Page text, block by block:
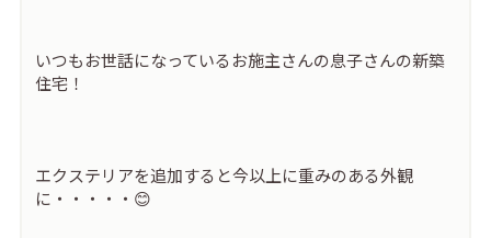
いつもお世話になっているお施主さんの息子さんの新築
住宅！
エクステリアを追加すると今以上に重みのある外観
に・・・・・😊